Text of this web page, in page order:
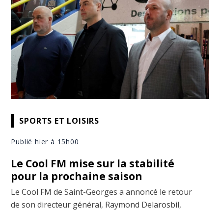
SPORTS ET LOISIRS
Publié hier à 15h00
Le Cool FM mise sur la stabilité
pour la prochaine saison
Le Cool FM de Saint-Georges a annoncé le retour
de son directeur général, Raymond Delarosbil,